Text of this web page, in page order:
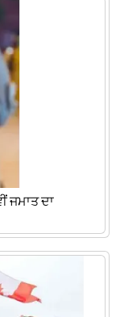
ਜਮਾਤ ਦਾ